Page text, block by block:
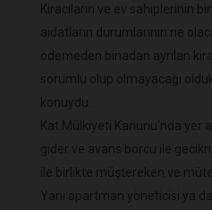
Kiracıların ve ev sahiplerinin
aidatların durumlarının ne
ödemeden binadan ayrılan
sorumlu olup olmayacağı
konuydu.
Kat Mülkiyeti Kanunu'nda yer
gider ve avans borcu ile
ile birlikte müştereken ve
Yani apartman yöneticisi ya